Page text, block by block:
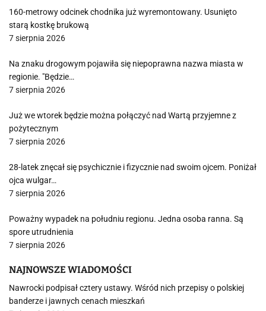
160-metrowy odcinek chodnika już wyremontowany. Usunięto
starą kostkę brukową
7 sierpnia 2026
Na znaku drogowym pojawiła się niepoprawna nazwa miasta w
regionie. "Będzie…
7 sierpnia 2026
Już we wtorek będzie można połączyć nad Wartą przyjemne z
pożytecznym
7 sierpnia 2026
28-latek znęcał się psychicznie i fizycznie nad swoim ojcem. Poniżał
ojca wulgar…
7 sierpnia 2026
Poważny wypadek na południu regionu. Jedna osoba ranna. Są
spore utrudnienia
7 sierpnia 2026
NAJNOWSZE WIADOMOŚCI
Nawrocki podpisał cztery ustawy. Wśród nich przepisy o polskiej
banderze i jawnych cenach mieszkań